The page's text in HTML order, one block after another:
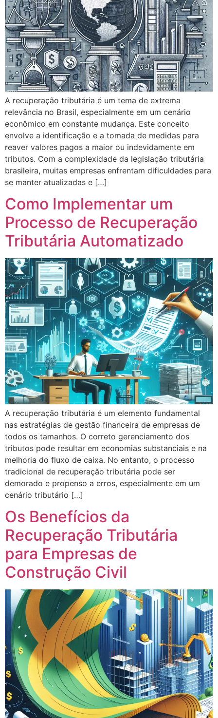
A recuperação tributária é um tema de extrema
relevância no Brasil, especialmente em um cenário
econômico em constante mudança. Este conceito
envolve a identificação e a tomada de medidas para
reaver valores pagos a maior ou indevidamente em
tributos. Com a complexidade da legislação tributária
brasileira, muitas empresas enfrentam dificuldades para
se manter atualizadas e […]
Como Implementar um
Processo de Recuperação
Tributária Automatizado
A recuperação tributária é um elemento fundamental
nas estratégias de gestão financeira de empresas de
todos os tamanhos. O correto gerenciamento dos
tributos pode resultar em economias substanciais e na
melhoria do fluxo de caixa. No entanto, o processo
tradicional de recuperação tributária pode ser
demorado e propenso a erros, especialmente em um
cenário tributário […]
Os Benefícios da
Recuperação Tributária
para Empresas de
Construção Civil